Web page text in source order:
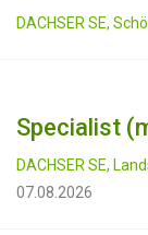
DACHSER SE,
Specialist
DACHSER SE,
07.08.2026